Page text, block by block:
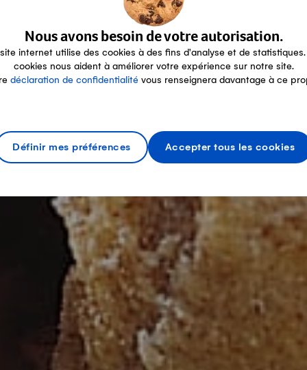
Nous avons besoin de votre autorisation.
internet utilise des cookies à des fins d'analyse et de statistiques.
cookies nous aident à améliorer votre expérience sur notre site.
déclaration de confidentialité vous renseignera davantage à ce
Définir mes préférences Accepter tous les cookies